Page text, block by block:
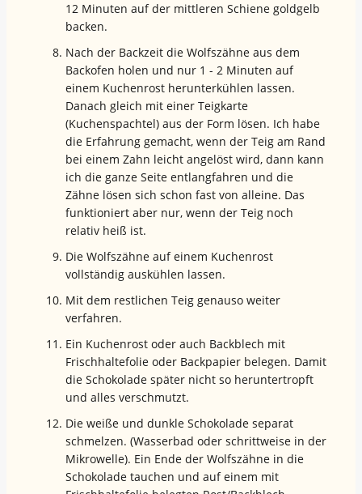
12 Minuten auf der mittleren Schiene goldgelb
backen.
Nach der Backzeit die Wolfszähne aus dem
Backofen holen und nur 1 - 2 Minuten auf
einem Kuchenrost herunterkühlen lassen.
Danach gleich mit einer Teigkarte
(Kuchenspachtel) aus der Form lösen. Ich habe
die Erfahrung gemacht, wenn der Teig am Rand
bei einem Zahn leicht angelöst wird, dann kann
ich die ganze Seite entlangfahren und die
Zähne lösen sich schon fast von alleine. Das
funktioniert aber nur, wenn der Teig noch
relativ heiß ist.
Die Wolfszähne auf einem Kuchenrost
vollständig auskühlen lassen.
Mit dem restlichen Teig genauso weiter
verfahren.
Ein Kuchenrost oder auch Backblech mit
Frischhaltefolie oder Backpapier belegen. Damit
die Schokolade später nicht so heruntertropft
und alles verschmutzt.
Die weiße und dunkle Schokolade separat
schmelzen. (Wasserbad oder schrittweise in der
Mikrowelle). Ein Ende der Wolfszähne in die
Schokolade tauchen und auf einem mit